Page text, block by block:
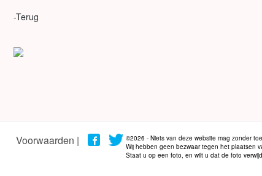
-Terug
Voorwaarden |
©2026 - Niets van deze website mag zonder
Wij hebben geen bezwaar tegen het plaatsen
Staat u op een foto, en wilt u dat de foto